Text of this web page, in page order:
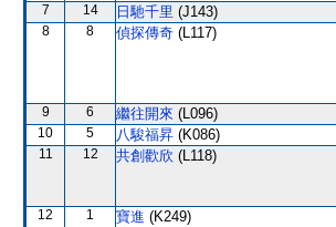
7 14 日馳千里 (J143)
8 8 偵探傳奇 (L117)
9 6 繼往開來 (L096)
10 5 八駿福昇 (K086)
11 12 共創歡欣 (L118)
12 1 寶進 (K249)